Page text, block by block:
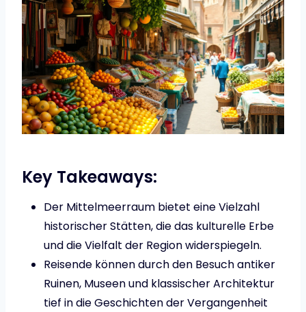
Key Takeaways:
Der Mittelmeerraum bietet eine Vielzahl
historischer Stätten, die das kulturelle Erbe
und die Vielfalt der Region widerspiegeln.
Reisende können durch den Besuch antiker
Ruinen, Museen und klassischer Architektur
tief in die Geschichten der Vergangenheit